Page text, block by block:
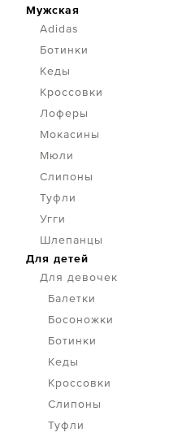
Мужская
Adidas
Ботинки
Кеды
Кроссовки
Лоферы
Мокасины
Мюли
Слипоны
Туфли
Угги
Шлепанцы
Для детей
Для девочек
Балетки
Босоножки
Ботинки
Кеды
Кроссовки
Слипоны
Туфли